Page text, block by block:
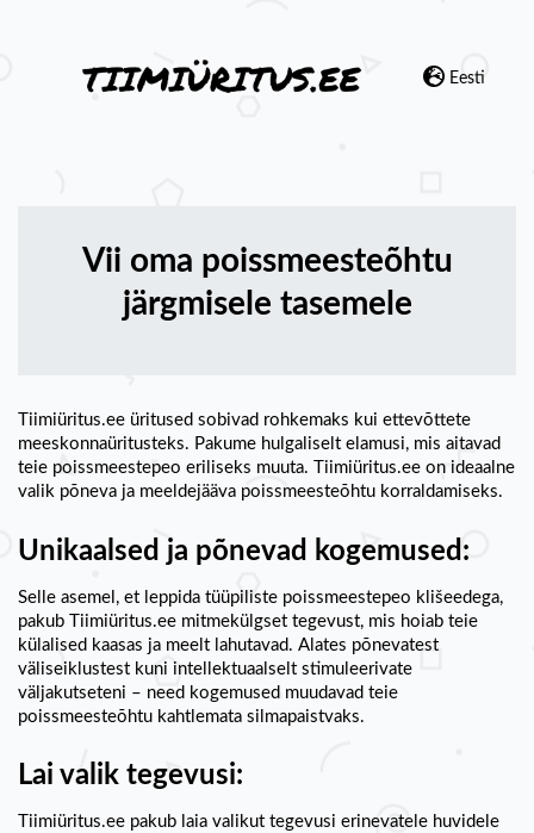
Eesti
Vii oma poissmeesteõhtu
järgmisele tasemele
Tiimiüritus.ee üritused sobivad rohkemaks kui ettevõttete
meeskonnaüritusteks. Pakume hulgaliselt elamusi, mis aitavad
teie poissmeestepeo eriliseks muuta. Tiimiüritus.ee on ideaalne
valik põneva ja meeldejääva poissmeesteõhtu korraldamiseks.
Unikaalsed ja põnevad kogemused:
Selle asemel, et leppida tüüpiliste poissmeestepeo klišeedega,
pakub Tiimiüritus.ee mitmekülgset tegevust, mis hoiab teie
külalised kaasas ja meelt lahutavad. Alates põnevatest
väliseiklustest kuni intellektuaalselt stimuleerivate
väljakutseteni – need kogemused muudavad teie
poissmeesteõhtu kahtlemata silmapaistvaks.
Lai valik tegevusi:
Tiimiüritus.ee pakub laia valikut tegevusi erinevatele huvidele